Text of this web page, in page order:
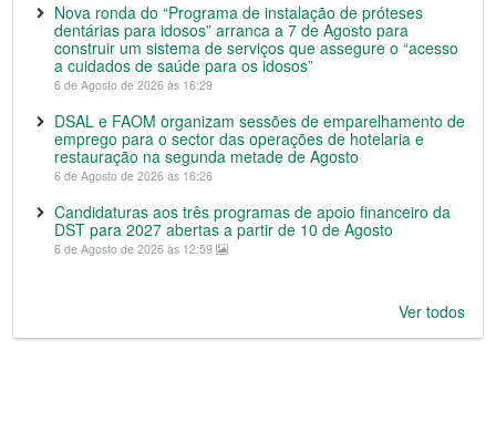
Nova ronda do “Programa de instalação de próteses
dentárias para idosos” arranca a 7 de Agosto para
construir um sistema de serviços que assegure o “acesso
a cuidados de saúde para os idosos”
6 de Agosto de 2026 às 16:29
DSAL e FAOM organizam sessões de emparelhamento de
emprego para o sector das operações de hotelaria e
restauração na segunda metade de Agosto
6 de Agosto de 2026 às 16:26
Candidaturas aos três programas de apoio financeiro da
DST para 2027 abertas a partir de 10 de Agosto
6 de Agosto de 2026 às 12:59
Ver todos